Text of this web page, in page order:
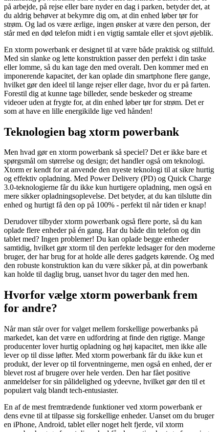
på arbejde, på rejse eller bare nyder en dag i parken, betyder det, at
du aldrig behøver at bekymre dig om, at din enhed løber tør for
strøm. Og lad os være ærlige, ingen ønsker at være den person, der
står med en død telefon midt i en vigtig samtale eller et sjovt øjeblik.
En xtorm powerbank er designet til at være både praktisk og stilfuld.
Med sin slanke og lette konstruktion passer den perfekt i din taske
eller lomme, så du kan tage den med overalt. Den kommer med en
imponerende kapacitet, der kan oplade din smartphone flere gange,
hvilket gør den ideel til lange rejser eller dage, hvor du er på farten.
Forestil dig at kunne tage billeder, sende beskeder og streame
videoer uden at frygte for, at din enhed løber tør for strøm. Det er
som at have en lille energikilde lige ved hånden!
Teknologien bag xtorm powerbank
Men hvad gør en xtorm powerbank så speciel? Det er ikke bare et
spørgsmål om størrelse og design; det handler også om teknologi.
Xtorm er kendt for at anvende den nyeste teknologi til at sikre hurtig
og effektiv opladning. Med Power Delivery (PD) og Quick Charge
3.0-teknologierne får du ikke kun hurtigere opladning, men også en
mere sikker opladningsoplevelse. Det betyder, at du kan tilslutte din
enhed og hurtigt få den op på 100% - perfekt til når tiden er knap!
Derudover tilbyder xtorm powerbank også flere porte, så du kan
oplade flere enheder på én gang. Har du både din telefon og din
tablet med? Ingen problemer! Du kan oplade begge enheder
samtidig, hvilket gør xtorm til den perfekte ledsager for den moderne
bruger, der har brug for at holde alle deres gadgets kørende. Og med
den robuste konstruktion kan du være sikker på, at din powerbank
kan holde til daglig brug, uanset hvor du tager den med hen.
Hvorfor vælge xtorm powerbank frem
for andre?
Når man står over for valget mellem forskellige powerbanks på
markedet, kan det være en udfordring at finde den rigtige. Mange
producenter lover hurtig opladning og høj kapacitet, men ikke alle
lever op til disse løfter. Med xtorm powerbank får du ikke kun et
produkt, der lever op til forventningerne, men også en enhed, der er
blevet rost af brugere over hele verden. Den har fået positive
anmeldelser for sin pålidelighed og ydeevne, hvilket gør den til et
populært valg blandt tech-entusiaster.
En af de mest fremtrædende funktioner ved xtorm powerbank er
dens evne til at tilpasse sig forskellige enheder. Uanset om du bruger
en iPhone, Android, tablet eller noget helt fjerde, vil xtorm